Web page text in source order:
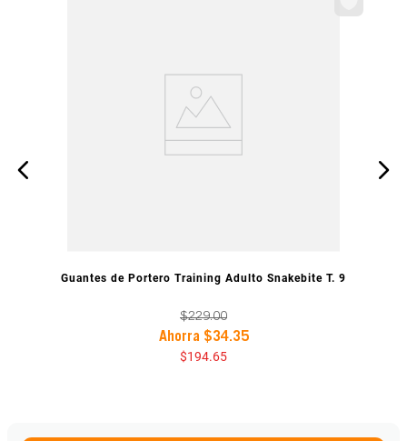
VISTA PREVIA
Guantes de Portero Training Adulto Snakebite T. 9
$229.00
Ahorra $34.35
$194.65